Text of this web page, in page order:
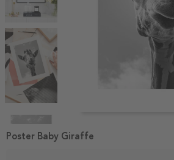
1
Poster Baby Giraffe